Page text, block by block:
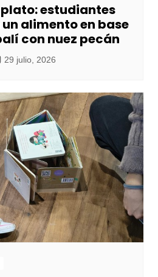
estudiantes
alimento en base
con nuez pecán
29 julio, 2026